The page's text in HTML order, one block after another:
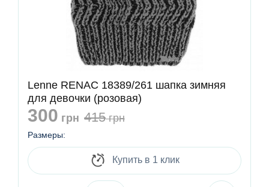
Lenne RENAC 18389/261 шапка зимняя
для девочки (розовая)
300 грн 415грн
Размеры:
Купить в 1 клик